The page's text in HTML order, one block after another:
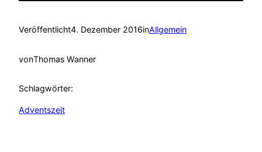
Veröffentlicht4. Dezember 2016inAllgemein
vonThomas Wanner
Schlagwörter:
Adventszeit